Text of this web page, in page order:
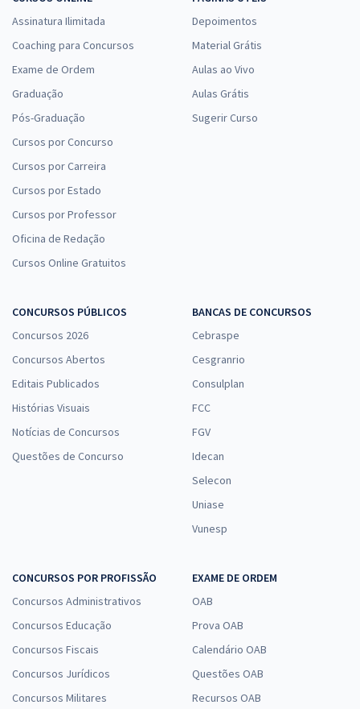
Assinatura Ilimitada
Coaching para Concursos
Exame de Ordem
Graduação
Pós-Graduação
Cursos por Concurso
Cursos por Carreira
Cursos por Estado
Cursos por Professor
Oficina de Redação
Cursos Online Gratuitos
Depoimentos
Material Grátis
Aulas ao Vivo
Aulas Grátis
Sugerir Curso
CONCURSOS PÚBLICOS
Concursos 2026
Concursos Abertos
Editais Publicados
Histórias Visuais
Notícias de Concursos
Questões de Concurso
BANCAS DE CONCURSOS
Cebraspe
Cesgranrio
Consulplan
FCC
FGV
Idecan
Selecon
Uniase
Vunesp
CONCURSOS POR PROFISSÃO
Concursos Administrativos
Concursos Educação
Concursos Fiscais
Concursos Jurídicos
Concursos Militares
EXAME DE ORDEM
OAB
Prova OAB
Calendário OAB
Questões OAB
Recursos OAB